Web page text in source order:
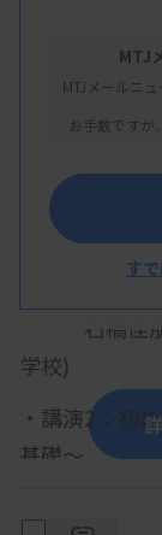
概 要
遺伝子検査
・講演1：今
分裂、核酸～
石橋佳朋
学校)
・講演2：初
基礎〜
MTJ
MTJメールニ
お手数ですが
す